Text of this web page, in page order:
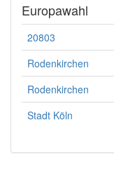
Europawahl
20803
Rodenkirchen
Rodenkirchen
Stadt Köln